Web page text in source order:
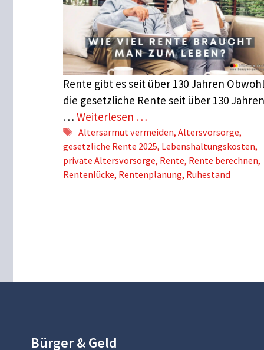
Rente gibt es seit über 130 Jahren Obwohl
die gesetzliche Rente seit über 130 Jahren
… Weiterlesen …
Schlagwörter
Altersarmut vermeiden, Altersvorsorge,
gesetzliche Rente 2025, Lebenshaltungskosten,
private Altersvorsorge, Rente, Rente berechnen,
Rentenlücke, Rentenplanung, Ruhestand
Bürger & Geld